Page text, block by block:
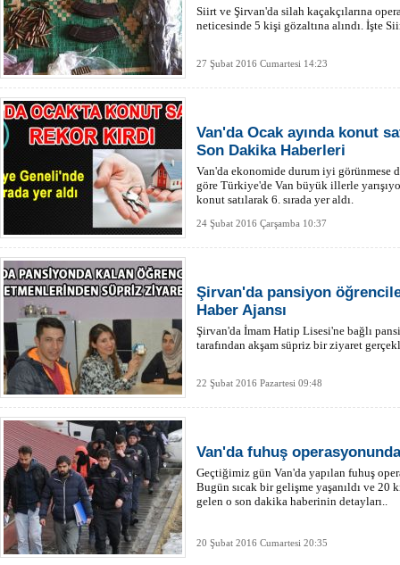
Siirt ve Şirvan'da silah kaçakçılarına
neticesinde 5 kişi gözaltına alındı. İşte
27 Şubat 2016 Cumartesi 14:23
Van'da Ocak ayında konut
Son Dakika Haberleri
Van'da ekonomide durum iyi görünmese
göre Türkiye'de Van büyük illerle
konut satılarak 6. sırada yer aldı.
24 Şubat 2016 Çarşamba 10:37
Şirvan'da pansiyon
Haber Ajansı
Şirvan'da İmam Hatip Lisesi'ne bağlı
tarafından akşam süpriz bir ziyaret
22 Şubat 2016 Pazartesi 09:48
Van'da fuhuş
Geçtiğimiz gün Van'da yapılan fuhuş
Bugün sıcak bir gelişme yaşanıldı ve
gelen o son dakika haberinin detayları..
20 Şubat 2016 Cumartesi 20:35